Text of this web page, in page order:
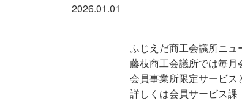
2026.01.01
ふじえだ商工会議所ニュ
藤枝商工会議所では毎
会員事業所限定サービス
詳しくは会員サービス課